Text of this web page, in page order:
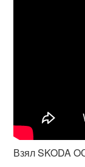
Взял SKODA